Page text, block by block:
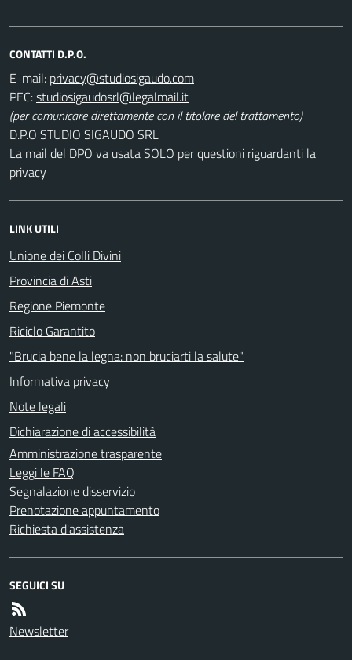
CONTATTI D.P.O.
E-mail:
PEC:
(per comunicare direttamente con il titolare del trattamento)
D.P.O STUDIO SIGAUDO SRL
La mail del DPO va usata SOLO per questioni riguardanti la
privacy
LINK UTILI
Unione dei Colli Divini
Provincia di Asti
Regione Piemonte
Riciclo Garantito
"Brucia bene la legna: non bruciarti la salute"
Informativa privacy
Note legali
Dichiarazione di accessibilità
Amministrazione trasparente
Leggi le FAQ
Segnalazione disservizio
Prenotazione appuntamento
Richiesta d'assistenza
SEGUICI SU
Newsletter